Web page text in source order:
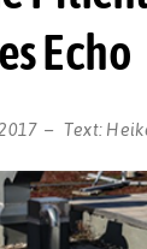
Echo
Text: